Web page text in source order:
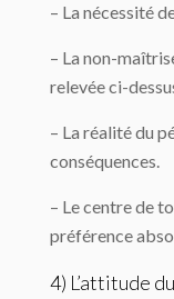
– La nécessité
– La non-
relevée ci-
– La réalité du
conséquences.
– Le centre de
préférence
4) L’attitude